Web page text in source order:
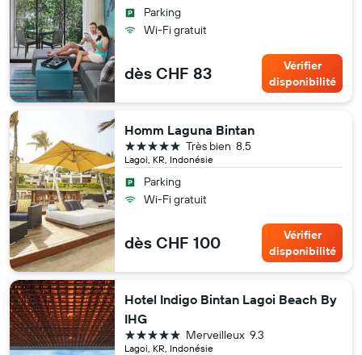
Parking
Wi-Fi gratuit
dès CHF 83
Vérifier
disponibilité
Homm Laguna Bintan
Lagoi, KR, Indonésie
8.5
Très bien
5 étoiles
Parking
Wi-Fi gratuit
dès CHF 100
Vérifier
disponibilité
Hotel Indigo Bintan Lagoi Beach By
IHG
Lagoi, KR, Indonésie
9.3
Merveilleux
5 étoiles